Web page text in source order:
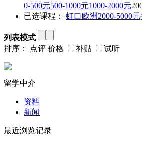
0-500元500-1000元1000-2000元
已选课程：
虹口欧洲 2000-5000元
列表模式
排序：
点评 价格 补贴 试听
留学中介
资料
新闻
最近浏览记录